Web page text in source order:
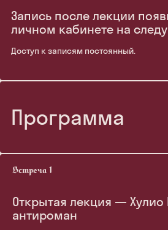
Запись после лекции
личном кабинете на
Доступ к записям постоянный.
Программа
Открытая лекция — Хулио
антироман